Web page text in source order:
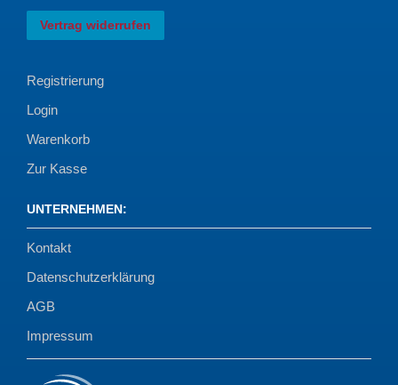
Vertrag widerrufen
Registrierung
Login
Warenkorb
Zur Kasse
UNTERNEHMEN:
Kontakt
Datenschutzerklärung
AGB
Impressum